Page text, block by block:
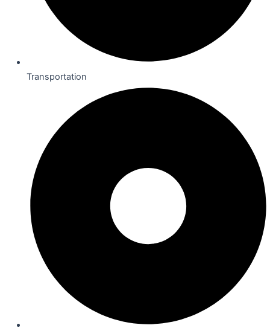
Transportation